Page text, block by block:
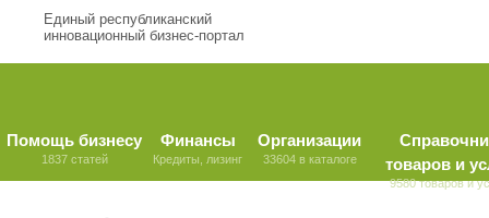
Единый республиканский
инновационный бизнес-портал
Помощь бизнесу
1837 статей
Финансы
Кредиты, лизинг
Организации
33604 в каталоге
товаров и
9580 товаров и